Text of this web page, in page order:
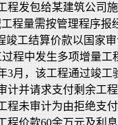
程发包给某建筑公司
程量需按管理程序
竣工结算价款以国家
过程中发生多项增量
3月，该工程通过竣
计并请求支付剩余工
程未审计为由拒绝支
程价款60余万元及利